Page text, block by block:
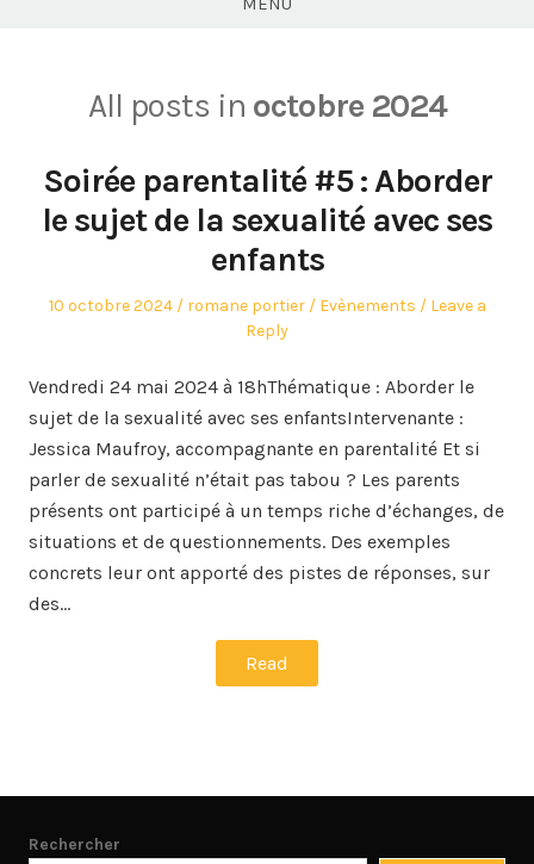
All posts in octobre 2024
Soirée parentalité #5 : Aborder
le sujet de la sexualité avec ses
enfants
Posted
10 octobre 2024 Author
romane portier
Posted
Evènements
Leave a
Reply
Vendredi 24 mai 2024 à 18hThématique : Aborder le
sujet de la sexualité avec ses enfantsIntervenante :
Jessica Maufroy, accompagnante en parentalité Et si
parler de sexualité n’était pas tabou ? Les parents
présents ont participé à un temps riche d’échanges, de
situations et de questionnements. Des exemples
concrets leur ont apporté des pistes de réponses, sur
des…
Read
Rechercher